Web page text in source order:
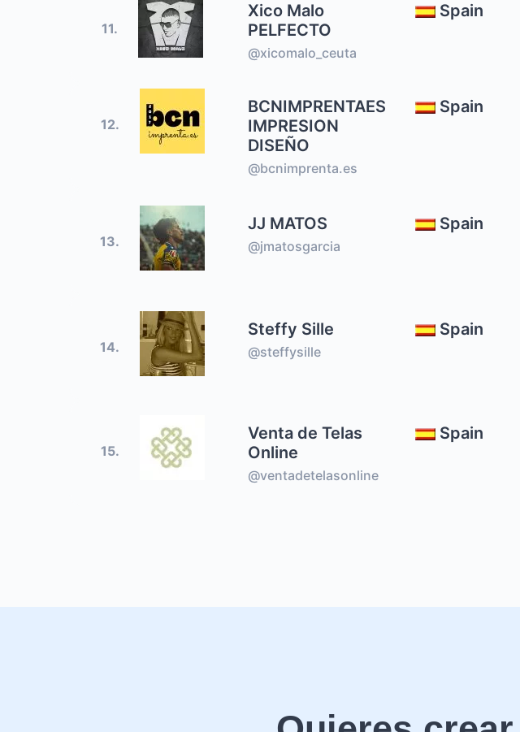
11.
Xico Malo
PELFECTO
@xicomalo_ceuta
Spain
12.
BCNIMPRENTAES
IMPRESION
DISEÑO
@bcnimprenta.es
Spain
13.
JJ MATOS
@jmatosgarcia
Spain
14.
Steffy Sille
@steffysille
Spain
15.
Venta de Telas
Online
@ventadetelasonline
Spain